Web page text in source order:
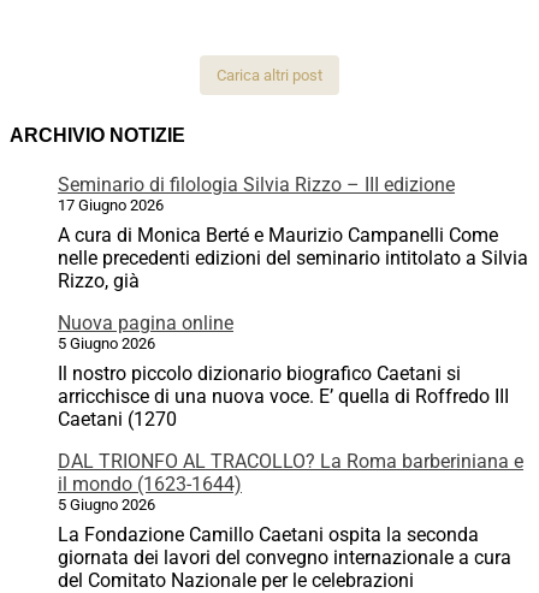
Carica altri post
ARCHIVIO NOTIZIE
Seminario di filologia Silvia Rizzo – III edizione
17 Giugno 2026
A cura di Monica Berté e Maurizio Campanelli Come
nelle precedenti edizioni del seminario intitolato a Silvia
Rizzo, già
Nuova pagina online
5 Giugno 2026
Il nostro piccolo dizionario biografico Caetani si
arricchisce di una nuova voce. E’ quella di Roffredo III
Caetani (1270
DAL TRIONFO AL TRACOLLO? La Roma barberiniana e
il mondo (1623-1644)
5 Giugno 2026
La Fondazione Camillo Caetani ospita la seconda
giornata dei lavori del convegno internazionale a cura
del Comitato Nazionale per le celebrazioni